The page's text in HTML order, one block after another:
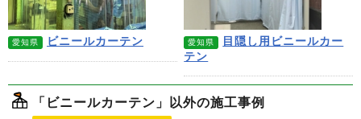
愛知県 ビニールカーテン 愛知県
目隠し用ビニールカー
テン
「ビニールカーテン」以外の施工事例